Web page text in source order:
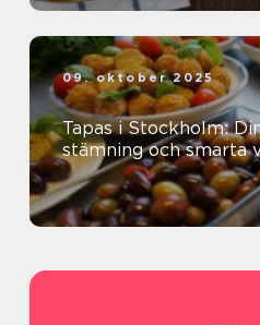
09. oktober 2025
Tapas i Stockholm:
stämning och smarta